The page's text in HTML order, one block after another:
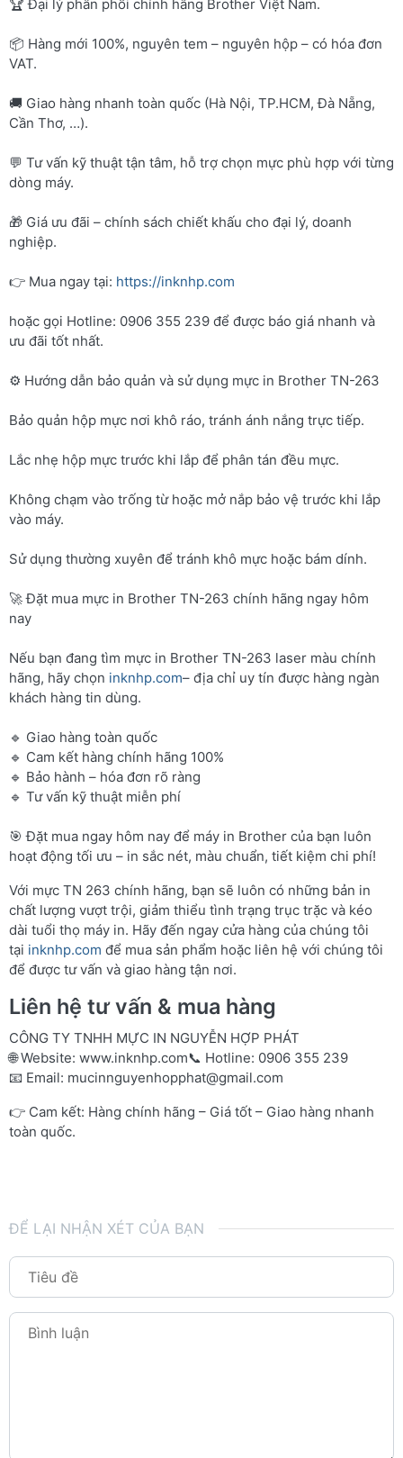
🏆 Đại lý phân phối chính hãng Brother Việt Nam.
📦 Hàng mới 100%, nguyên tem – nguyên hộp – có hóa đơn
VAT.
🚚 Giao hàng nhanh toàn quốc (Hà Nội, TP.HCM, Đà Nẵng,
Cần Thơ, …).
💬 Tư vấn kỹ thuật tận tâm, hỗ trợ chọn mực phù hợp với từng
dòng máy.
🎁 Giá ưu đãi – chính sách chiết khấu cho đại lý, doanh
nghiệp.
👉 Mua ngay tại: https://inknhp.com
hoặc gọi Hotline: 0906 355 239 để được báo giá nhanh và
ưu đãi tốt nhất.
⚙️ Hướng dẫn bảo quản và sử dụng mực in Brother TN-263
Bảo quản hộp mực nơi khô ráo, tránh ánh nắng trực tiếp.
Lắc nhẹ hộp mực trước khi lắp để phân tán đều mực.
Không chạm vào trống từ hoặc mở nắp bảo vệ trước khi lắp
vào máy.
Sử dụng thường xuyên để tránh khô mực hoặc bám dính.
🚀 Đặt mua mực in Brother TN-263 chính hãng ngay hôm
nay
Nếu bạn đang tìm mực in Brother TN-263 laser màu chính
hãng, hãy chọn inknhp.com– địa chỉ uy tín được hàng ngàn
khách hàng tin dùng.
🔹 Giao hàng toàn quốc
🔹 Cam kết hàng chính hãng 100%
🔹 Bảo hành – hóa đơn rõ ràng
🔹 Tư vấn kỹ thuật miễn phí
🎯 Đặt mua ngay hôm nay để máy in Brother của bạn luôn
hoạt động tối ưu – in sắc nét, màu chuẩn, tiết kiệm chi phí!
Với mực TN 263 chính hãng, bạn sẽ luôn có những bản in
chất lượng vượt trội, giảm thiểu tình trạng trục trặc và kéo
dài tuổi thọ máy in. Hãy đến ngay cửa hàng của chúng tôi
tại inknhp.com để mua sản phẩm hoặc liên hệ với chúng tôi
để được tư vấn và giao hàng tận nơi.
Liên hệ tư vấn & mua hàng
CÔNG TY TNHH MỰC IN NGUYỄN HỢP PHÁT
🌐 Website: www.inknhp.com📞 Hotline: 0906 355 239
📧 Email: mucinnguyenhopphat@gmail.com
👉 Cam kết: Hàng chính hãng – Giá tốt – Giao hàng nhanh
toàn quốc.
ĐỂ LẠI NHẬN XÉT CỦA BẠN